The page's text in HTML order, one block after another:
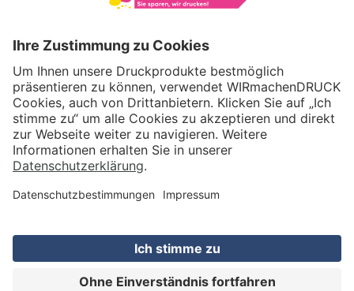
71522 Backnang
Tel.: +49 (0) 711 995 982 - 20
Fax: +49 (0) 711 995 982 - 21
SOCIAL MEDIA